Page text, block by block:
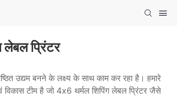
लेबल प्रिंटर
उद्यम बनने के लक्ष्य के साथ काम कर रहा है। हमारे
टीम है जो 4x6 थर्मल शिपिंग लेबल प्रिंटर जैसे